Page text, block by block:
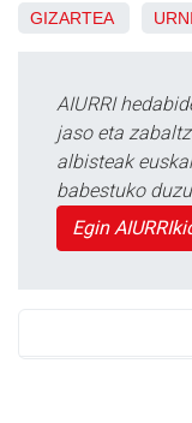
GIZARTEA
AIURRI
jaso eta
albisteak
babestuko
Egin